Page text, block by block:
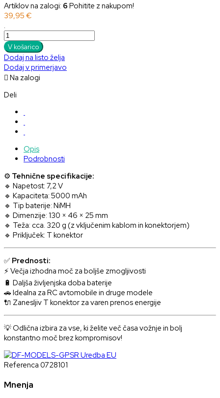
Artiklov na zalogi: 6 Pohitite z nakupom!
39,95 €
.
V košarico
Dodaj na listo želja
Dodaj v primerjavo
 Na zalogi
Deli
Opis
Podrobnosti
⚙️ Tehnične specifikacije:
🔹 Napetost: 7,2 V
🔹 Kapaciteta: 5000 mAh
🔹 Tip baterije: NiMH
🔹 Dimenzije: 130 × 46 × 25 mm
🔹 Teža: cca. 320 g (z vključenim kablom in konektorjem)
🔹 Priključek: T konektor
✅ Prednosti:
⚡ Večja izhodna moč za boljše zmogljivosti
🔋 Daljša življenjska doba baterije
🚗 Idealna za RC avtomobile in druge modele
🔌 Zanesljiv T konektor za varen prenos energije
💡 Odlična izbira za vse, ki želite več časa vožnje in bolj
konstantno moč brez kompromisov!
Referenca 0728101
Mnenja